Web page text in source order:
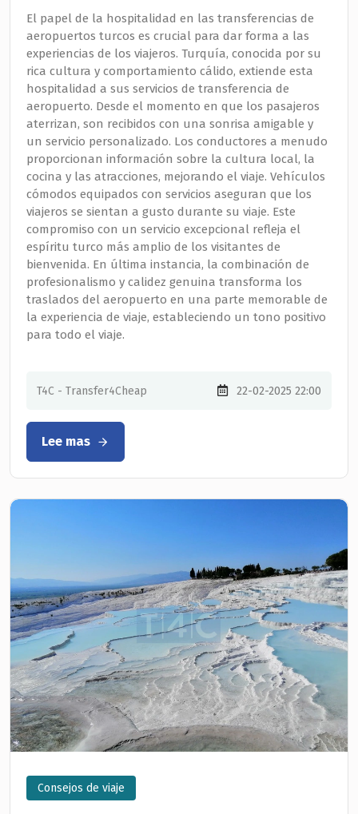
El papel de la hospitalidad en las transferencias de
aeropuertos turcos es crucial para dar forma a las
experiencias de los viajeros. Turquía, conocida por su
rica cultura y comportamiento cálido, extiende esta
hospitalidad a sus servicios de transferencia de
aeropuerto. Desde el momento en que los pasajeros
aterrizan, son recibidos con una sonrisa amigable y
un servicio personalizado. Los conductores a menudo
proporcionan información sobre la cultura local, la
cocina y las atracciones, mejorando el viaje. Vehículos
cómodos equipados con servicios aseguran que los
viajeros se sientan a gusto durante su viaje. Este
compromiso con un servicio excepcional refleja el
espíritu turco más amplio de los visitantes de
bienvenida. En última instancia, la combinación de
profesionalismo y calidez genuina transforma los
traslados del aeropuerto en una parte memorable de
la experiencia de viaje, estableciendo un tono positivo
para todo el viaje.
T4C - Transfer4Cheap 22-02-2025 22:00
Lee mas
Consejos de viaje